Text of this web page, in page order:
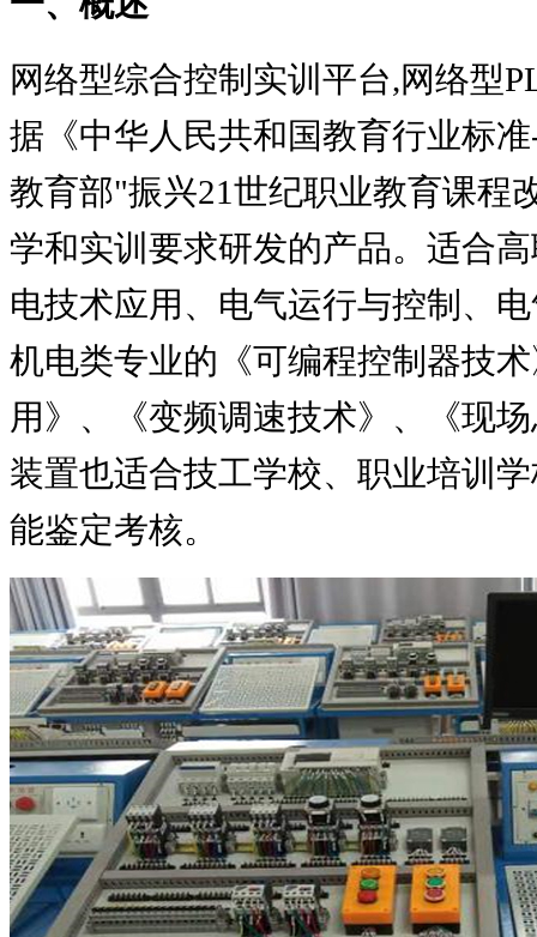
网络型综合控制实训平台,网络型
据《中华人民共和国教育行业标准
教育部"振兴21世纪职业教育课程
学和实训要求研发的产品。适合
电技术应用、电气运行与控制、
机电类专业的《可编程控制器技
用》、《变频调速技术》、《现
装置也适合技工学校、职业培训
能鉴定考核。